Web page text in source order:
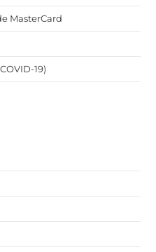
MasterCard
19)